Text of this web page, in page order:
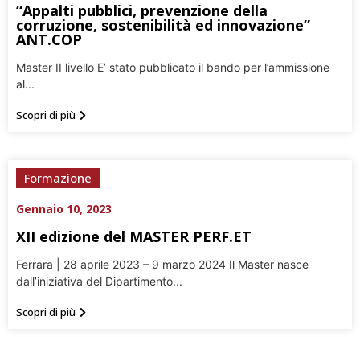
“Appalti pubblici, prevenzione della
corruzione, sostenibilità ed innovazione”
ANT.COP
Master II livello E’ stato pubblicato il bando per l’ammissione
al...
Scopri di più
Formazione
Gennaio 10, 2023
XII edizione del MASTER PERF.ET
Ferrara | 28 aprile 2023 – 9 marzo 2024 Il Master nasce
dall’iniziativa del Dipartimento...
Scopri di più